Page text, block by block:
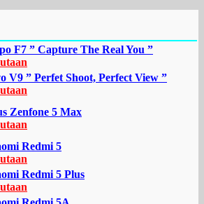
F7 ” Capture The Real You ”
V9 ” Perfet Shoot, Perfect View ”
Zenfone 5 Max
Redmi 5
Redmi 5 Plus